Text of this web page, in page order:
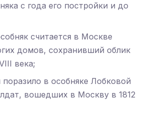
с года его постройки и до
считается в Москве
домов, сохранивший облик
века;
поразило в особняке Лобковой
вошедших в Москву в 1812